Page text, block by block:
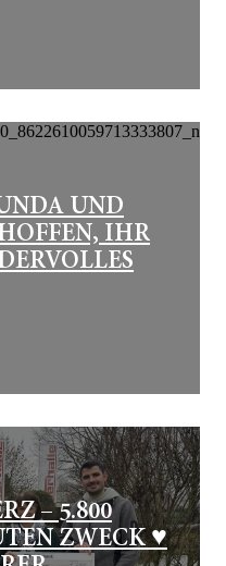
UND
IHR
– 5.800
ZWECK ♥️